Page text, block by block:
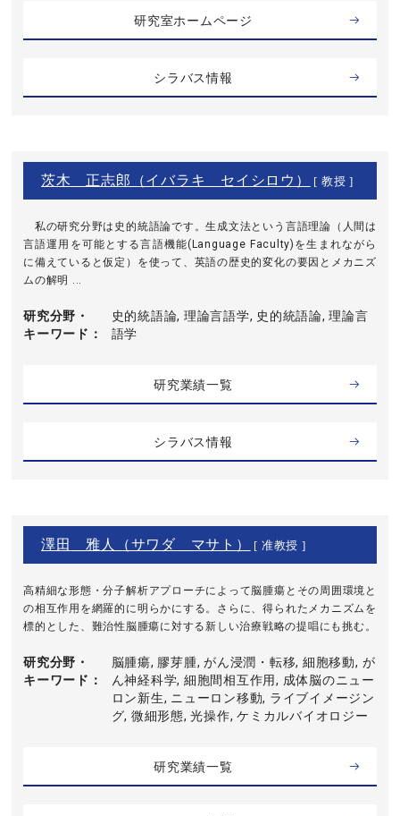
研究室ホームページ
シラバス情報
茨木 正志郎（イバラキ セイシロウ） [ 教授 ]
私の研究分野は史的統語論です。生成文法という言語理論（人間は
言語運用を可能とする言語機能(Language Faculty)を生まれながら
に備えていると仮定）を使って、英語の歴史的変化の要因とメカニズ
ムの解明 ...
研究分野・
キーワード
史的統語論, 理論言語学, 史的統語論, 理論言
語学
研究業績一覧
シラバス情報
澤田 雅人（サワダ マサト） [ 准教授 ]
高精細な形態・分子解析アプローチによって脳腫瘍とその周囲環境と
の相互作用を網羅的に明らかにする。さらに、得られたメカニズムを
標的とした、難治性脳腫瘍に対する新しい治療戦略の提唱にも挑む。
研究分野・
キーワード
脳腫瘍, 膠芽腫, がん浸潤・転移, 細胞移動, が
ん神経科学, 細胞間相互作用, 成体脳のニュー
ロン新生, ニューロン移動, ライブイメージン
グ, 微細形態, 光操作, ケミカルバイオロジー
研究業績一覧